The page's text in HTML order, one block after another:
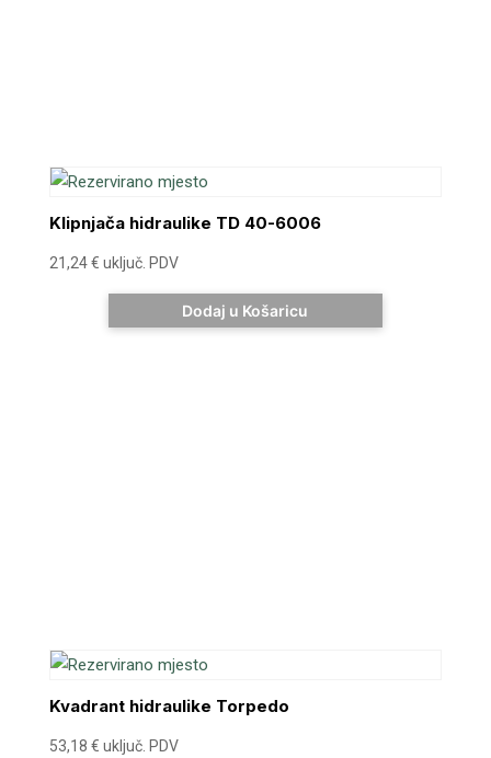
Klipnjača hidraulike TD 40-6006
21,24€ uključ. PDV
Dodaj u Košaricu
Kvadrant hidraulike Torpedo
53,18 € uključ. PDV